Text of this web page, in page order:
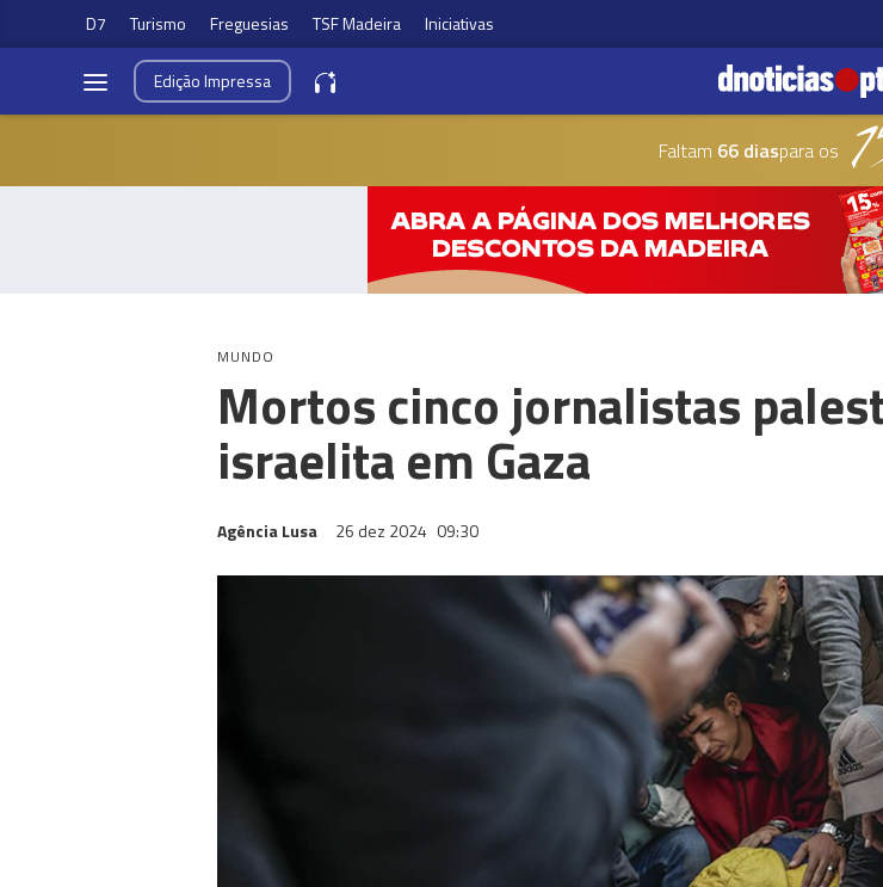
D7 Turismo Freguesias TSF Madeira Iniciativas
EdiçãoImpressa
Faltam 66 diaspara os
MUNDO
Mortos cinco jornalistas
israelita em Gaza
Agência Lusa 26 dez 2024 09:30